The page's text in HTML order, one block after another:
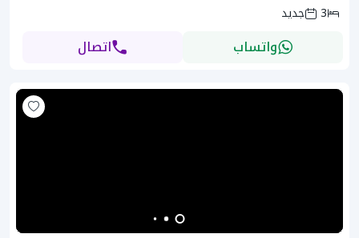
3
جديد
واتساب اتصال